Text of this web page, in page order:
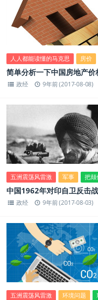
人人都能读懂的马克思 房价
简单分析一下中国房地产价
政经 9年前 (2017-08-08)
五洲震荡风雷激 军事 把
中国1962年对印自卫反击
政经 9年前 (2017-08-03)
五洲震荡风雷激 环境问题